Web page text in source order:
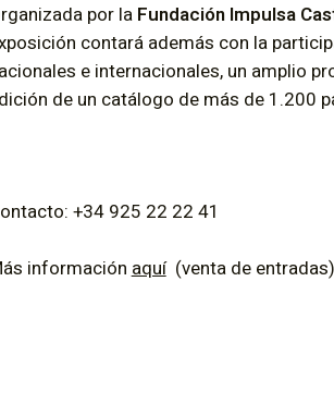
por laFundación Impulsa
contará además con la
e internacionales, un amplio
de un catálogo de más de 1.200
+34 925 22 22 41
información aquí(venta de entradas)